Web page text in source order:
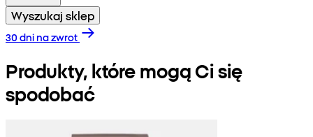
Wyszukaj sklep
30 dni na zwrot
Produkty, które mogą Ci się
spodobać